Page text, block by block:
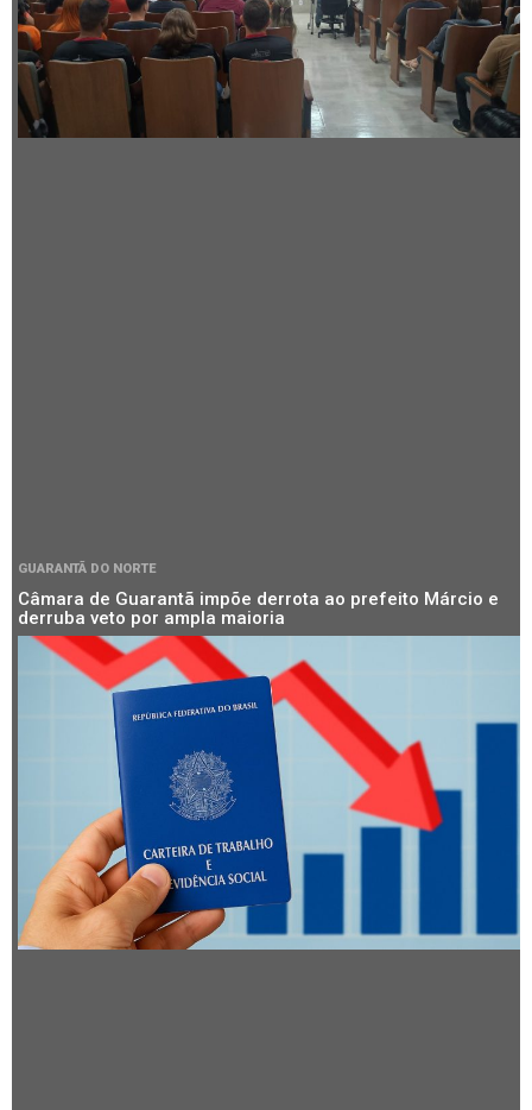
GUARANTÃ DO NORTE
Câmara de Guarantã impõe derrota ao prefeito Márcio e
derruba veto por ampla maioria